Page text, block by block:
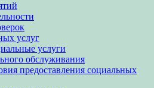
услуг
услуги
обслуживания
предоставления социальных